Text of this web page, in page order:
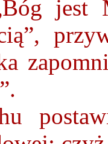
jest